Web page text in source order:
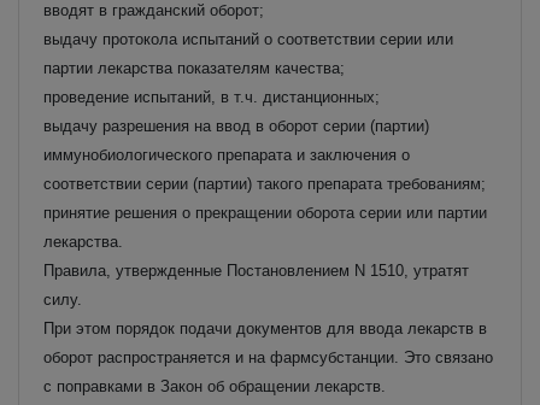
вводят в гражданский оборот;
выдачу протокола испытаний о соответствии серии или
партии лекарства показателям качества;
проведение испытаний, в т.ч. дистанционных;
выдачу разрешения на ввод в оборот серии (партии)
иммунобиологического препарата и заключения о
соответствии серии (партии) такого препарата требованиям;
принятие решения о прекращении оборота серии или партии
лекарства.
Правила, утвержденные Постановлением N 1510, утратят
силу.
При этом порядок подачи документов для ввода лекарств в
оборот распространяется и на фармсубстанции. Это связано
с поправками в Закон об обращении лекарств.